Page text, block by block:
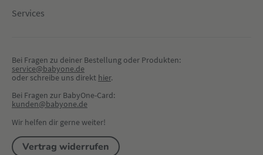
Services
Bei Fragen zu deiner Bestellung oder Produkten:
service@babyone.de
oder schreibe uns direkt hier.
Bei Fragen zur BabyOne-Card:
kunden@babyone.de
Wir helfen dir gerne weiter!
Vertrag widerrufen